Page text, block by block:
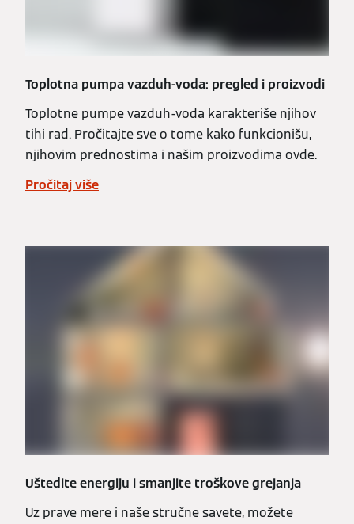
Toplotna pumpa vazduh-voda: pregled i proizvodi
Toplotne pumpe vazduh-voda karakteriše njihov
tihi rad. Pročitajte sve o tome kako funkcionišu,
njihovim prednostima i našim proizvodima ovde.
Pročitaj više
Uštedite energiju i smanjite troškove grejanja
Uz prave mere i naše stručne savete, možete